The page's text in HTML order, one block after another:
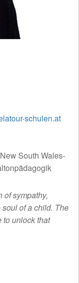
schulen.at
South Wales-
of sympathy,
of a child. The
to unlock that